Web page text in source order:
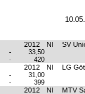
2012 NI SV
-
33,50
- 420
2012 NI LG
-
31,00
- 399
2012 NI MTV